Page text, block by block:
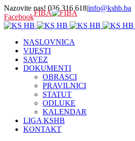
Nazovite nas! 036 316 618|info@kshb.ba
FacebookFIBA
NASLOVNICA
VIJESTI
SAVEZ
DOKUMENTI
OBRASCI
PRAVILNICI
STATUT
ODLUKE
KALENDAR
LIGA KSHB
KONTAKT